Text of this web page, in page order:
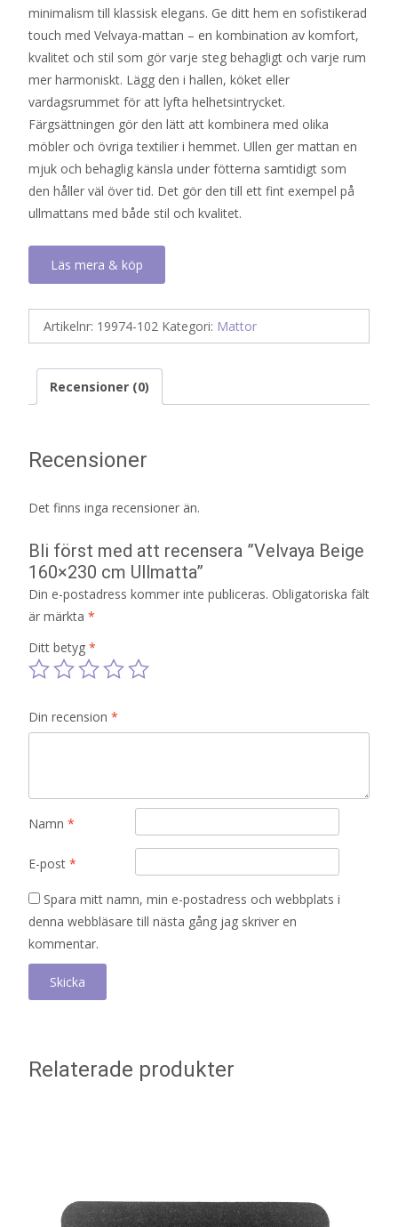
minimalism till klassisk elegans. Ge ditt hem en sofistikerad
touch med Velvaya-mattan – en kombination av komfort,
kvalitet och stil som gör varje steg behagligt och varje rum
mer harmoniskt. Lägg den i hallen, köket eller
vardagsrummet för att lyfta helhetsintrycket.
Färgsättningen gör den lätt att kombinera med olika
möbler och övriga textilier i hemmet. Ullen ger mattan en
mjuk och behaglig känsla under fötterna samtidigt som
den håller väl över tid. Det gör den till ett fint exempel på
ullmattans med både stil och kvalitet.
Läs mera & köp
Artikelnr: 19974-102 Kategori: Mattor
Recensioner (0)
Recensioner
Det finns inga recensioner än.
Bli först med att recensera ”Velvaya Beige
160×230 cm Ullmatta”
Din e-postadress kommer inte publiceras. Obligatoriska fält
är märkta *
Ditt betyg *
Din recension *
Namn *
E-post *
Spara mitt namn, min e-postadress och webbplats i
denna webbläsare till nästa gång jag skriver en
kommentar.
Relaterade produkter